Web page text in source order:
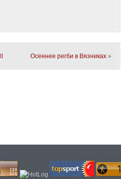
Осеннее регби в Вязниках »